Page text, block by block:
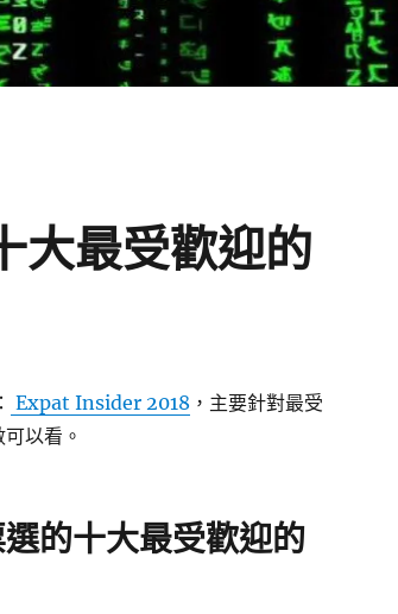
最受歡迎的
Expat Insider 2018 ，主要針對最受
以看。
的十大最受歡迎的